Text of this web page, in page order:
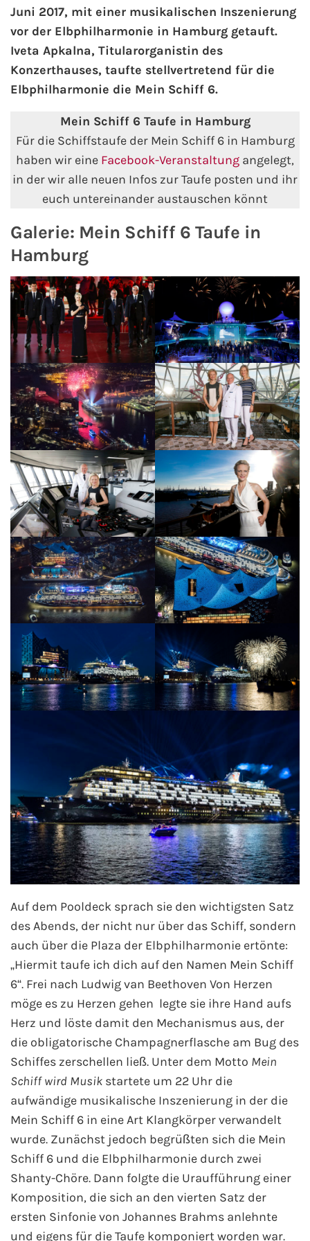
AIDA Kanaren & Madeira
AIDA Nordeuropa
AIDA Westeuropa
AIDA Ostsee
AIDA Adria
AIDA Nordamerika
AIDA Südostasien
AIDA Weltreisen
Alle AIDA Häfen
Mein Schiff Reiseziele
Mein Schiff Karibik
Mein Schiff Kanaren
Mein Schiff Norwegen
Mein Schiff Mittelmeer
Mein Schiff Westeuropa
Mein Schiff Orient
Mein Schiff Nordamerika
Mein Schiff Transreisen
Mein Schiff Ostsee
Mein Schiff Asien
Mittelmeer-Kreuzfahrt
Kanaren-Kreuzfahrt
Karibik-Kreuzfahrt
Ostsee-Kreuzfahrt
Westeuropa-Kreuzfahrt
Norwegen-Kreuzfahrt
Orient-Kreuzfahrt
Weltreise-Kreuzfahrt
Reedereien
AIDA Cruises
TUI Cruises
MSC Kreuzfahrten
Costa Kreuzfahrten
Juni 2017, mit einer musikalischen Inszenierung
vor der Elbphilharmonie in Hamburg getauft.
Iveta Apkalna, Titularorganistin des
Konzerthauses, taufte stellvertretend für die
Elbphilharmonie die Mein Schiff 6.
Mein Schiff 6 Taufe in Hamburg
Für die Schiffstaufe der Mein Schiff 6 in Hamburg
haben wir eine Facebook-Veranstaltung angelegt,
in der wir alle neuen Infos zur Taufe posten und ihr
euch untereinander austauschen könnt
Galerie: Mein Schiff 6 Taufe in
Hamburg
Auf dem Pooldeck sprach sie den wichtigsten Satz
des Abends, der nicht nur über das Schiff, sondern
auch über die Plaza der Elbphilharmonie ertönte:
„Hiermit taufe ich dich auf den Namen Mein Schiff
6“. Frei nach Ludwig van Beethoven Von Herzen
möge es zu Herzen gehen legte sie ihre Hand aufs
Herz und löste damit den Mechanismus aus, der
die obligatorische Champagnerflasche am Bug des
Schiffes zerschellen ließ. Unter dem Motto Mein
Schiff wird Musik startete um 22 Uhr die
aufwändige musikalische Inszenierung in der die
Mein Schiff 6 in eine Art Klangkörper verwandelt
wurde. Zunächst jedoch begrüßten sich die Mein
Schiff 6 und die Elbphilharmonie durch zwei
Shanty-Chöre. Dann folgte die Uraufführung einer
Komposition, die sich an den vierten Satz der
ersten Sinfonie von Johannes Brahms anlehnte
und eigens für die Taufe komponiert worden war.